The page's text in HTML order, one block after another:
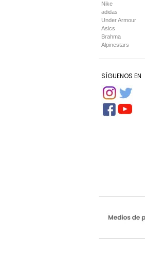
Nike
adidas
Under Armour
Asics
Brahma
Alpinestars
SÍGUENOS EN